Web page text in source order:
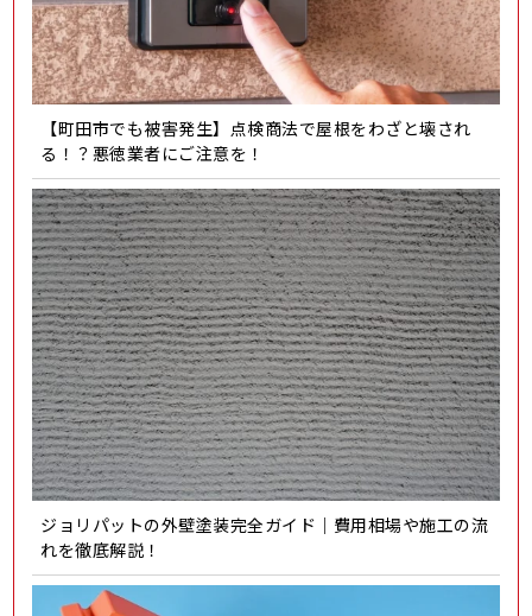
【町田市でも被害発生】点検商法で屋根をわざと壊され
る！？悪徳業者にご注意を！
ジョリパットの外壁塗装完全ガイド｜費用相場や施工の流
れを徹底解説！